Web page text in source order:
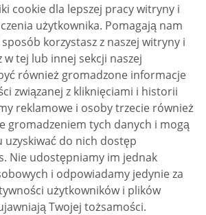
cookie dla lepszej pracy witryny i
użytkownika. Pomagają nam
korzystasz z naszej witryny i
w tej lub innej sekcji naszej
również gromadzone informacje
związanej z kliknięciami i historii
reklamowe i osoby trzecie również
gromadzeniem tych danych i mogą
uzyskiwać do nich dostęp
Nie udostępniamy im jednak
i odpowiadamy jedynie za
użytkowników i plików
Twojej tożsamości.